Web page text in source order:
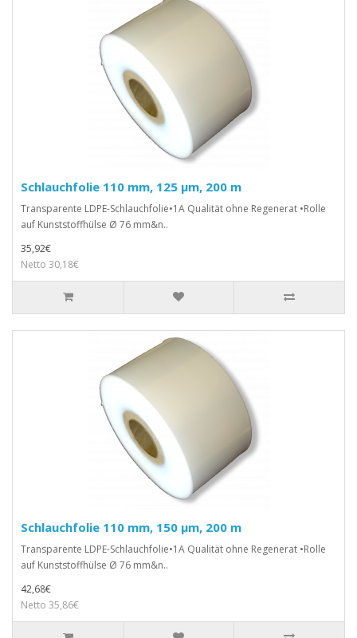
Schlauchfolie 110 mm, 125 µm, 200 m
Transparente LDPE-Schlauchfolie•1A Qualität ohne Regenerat •Rolle
auf Kunststoffhülse Ø 76 mm&n..
35,92€
Netto 30,18€
Schlauchfolie 110 mm, 150 µm, 200 m
Transparente LDPE-Schlauchfolie•1A Qualität ohne Regenerat •Rolle
auf Kunststoffhülse Ø 76 mm&n..
42,68€
Netto 35,86€